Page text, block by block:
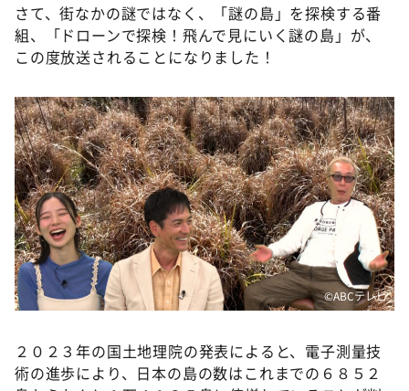
朝だ！生です旅サラダ
教えて！ニュースライブ 正義のミカタ
新婚さんいらっしゃい！
ポツンと一軒家
ザキ山小屋本館
ぺこぱのまるスポ
アナ回覧板
さて、街なかの謎ではなく、「謎の島」を探検する番
組、「ドローンで探検！飛んで見にいく謎の島」が、
この度放送されることになりました！
©️ABCテレビ
２０２３年の国土地理院の発表によると、電子測量技
術の進歩により、日本の島の数はこれまでの６８５２